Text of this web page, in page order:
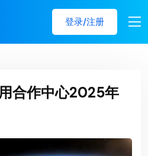
登录/注册
合作中心2025年